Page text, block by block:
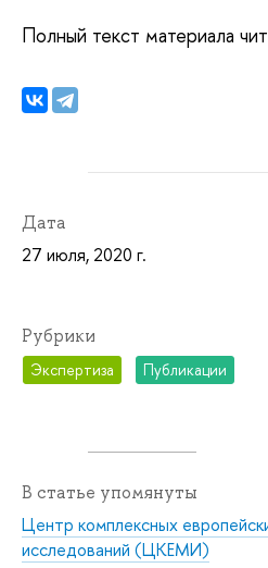
Полный текст материала
Дата
27 июля, 2020 г.
Рубрики
Экспертиза Публикации
В статье упомянуты
Центр комплексных
исследований (ЦКЕМИ)